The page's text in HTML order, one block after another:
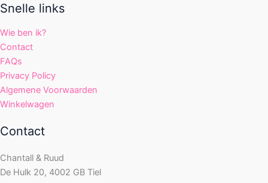
Snelle links
Wie ben ik?
Contact
FAQs
Privacy Policy
Algemene Voorwaarden
Winkelwagen
Contact
Chantall & Ruud
De Hulk 20, 4002 GB Tiel